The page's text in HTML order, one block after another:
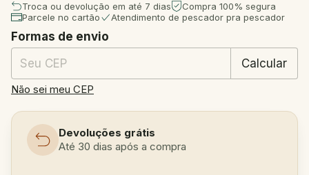
Troca ou devolução em até 7 dias
Compra 100% segura
Parcele no cartão
Atendimento de pescador pra pescador
Entregas para o CEP:
Formas de envio
Calcular
Não sei meu CEP
Devoluções grátis
Até 30 dias após a compra